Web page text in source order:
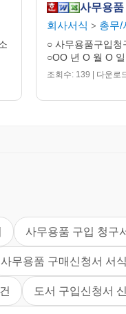
사무용품
회사서식 > 총무/
○ 사무용품구입
○OO 년 O 월 O
조회수: 139 | 다운로
사무용품 구입 청구
사무용품 구매신청서 서식
도서 구입신청서